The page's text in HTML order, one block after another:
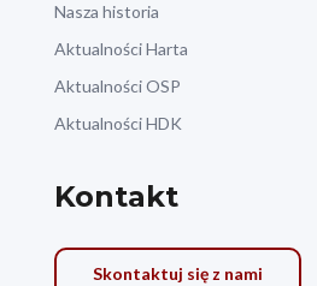
Nasza historia
Aktualności Harta
Aktualności OSP
Aktualności HDK
Kontakt
Skontaktuj się z nami